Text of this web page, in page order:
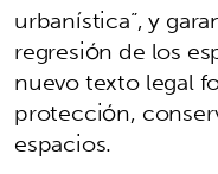
urbanística”, y
regresión de los
nuevo texto legal
protección,
espacios.